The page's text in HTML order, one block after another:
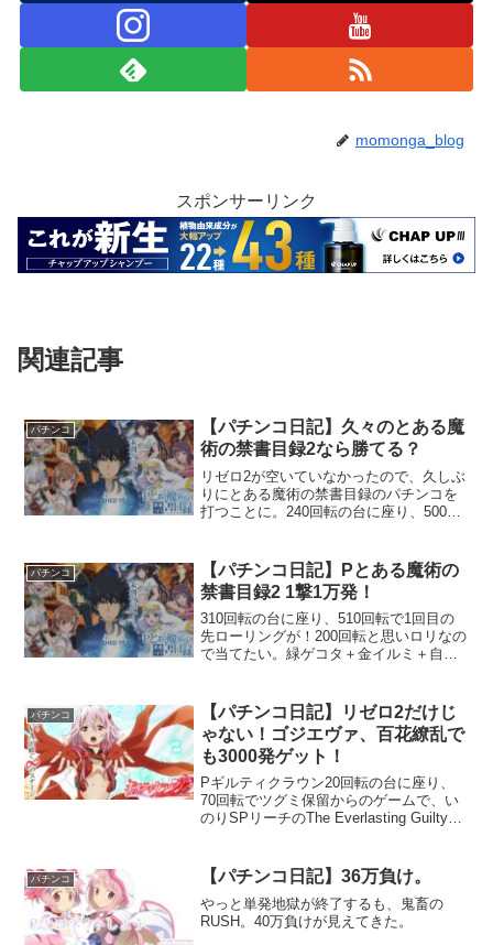
momonga_blog
スポンサーリンク
関連記事
パチンコ
【パチンコ日記】久々のとある魔
術の禁書目録2なら勝てる？
リゼロ2が空いていなかったので、久しぶ
りにとある魔術の禁書目録のパチンコを
打つことに。240回転の台に座り、500回
パチンコ
【パチンコ日記】Pとある魔術の
禁書目録2 1撃1万発！
310回転の台に座り、510回転で1回目の
先ローリングが！200回転と思いロリなの
で当てたい。緑ゲコタ＋金イルミ＋自動
ガセよ・・・と諦めていたら
パチンコ
【パチンコ日記】リゼロ2だけじ
ゃない！ゴジエヴァ、百花繚乱で
も3000発ゲット！
Pギルティクラウン20回転の台に座り、
70回転でツグミ保留からのゲームで、い
のりSPリーチのThe Everlasting Guilty
パチンコ 【パチンコ日記】36万負け。
やっと単発地獄が終了するも、鬼畜の
RUSH。40万負けが見えてきた。